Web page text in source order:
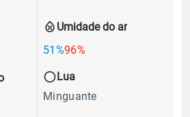
Umidade do ar
51%96%
Lua
Minguante